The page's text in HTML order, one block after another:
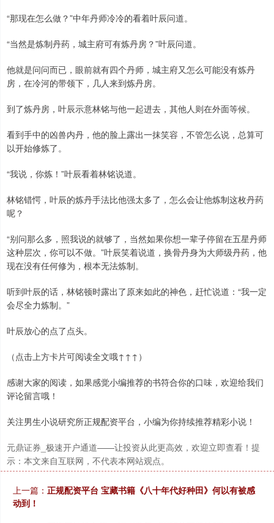
“那现在怎么做？”中年丹师冷冷的看着叶辰问道。
“当然是炼制丹药，城主府可有炼丹房？”叶辰问道。
他就是问问而已，眼前就有四个丹师，城主府又怎么可能没有炼丹
房，在冷河的带领下，几人来到炼丹房。
到了炼丹房，叶辰示意林铭与他一起进去，其他人则在外面等候。
看到手中的凶兽内丹，他的脸上露出一抹笑容，不管怎么说，总算可
以开始修炼了。
“我说，你炼！”叶辰看着林铭说道。
林铭错愕，叶辰的炼丹手法比他强太多了，怎么会让他炼制这枚丹药
呢？
“别问那么多，照我说的就够了，当然如果你想一辈子停留在五星丹师
这种层次，你可以不做。”叶辰笑着说道，换骨丹身为大师级丹药，他
现在没有任何修为，根本无法炼制。
听到叶辰的话，林铭顿时露出了原来如此的神色，赶忙说道：“我一定
会尽全力炼制。”
叶辰放心的点了点头。
（点击上方卡片可阅读全文哦↑↑↑）
感谢大家的阅读，如果感觉小编推荐的书符合你的口味，欢迎给我们
评论留言哦！
关注男生小说研究所正规配资平台，小编为你持续推荐精彩小说！
元鼎证券_极速开户通道——让投资从此更高效，欢迎立即查看！提
示：本文来自互联网，不代表本网站观点。
上一篇： 正规配资平台 宝藏书籍《八十年代好种田》何以有被感
动到！ 深证成指 14316.96 +5.95 +0.04%